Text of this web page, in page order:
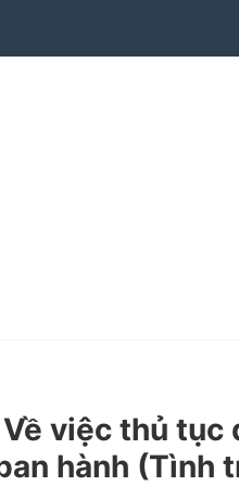
việc thủ
hành (Tình